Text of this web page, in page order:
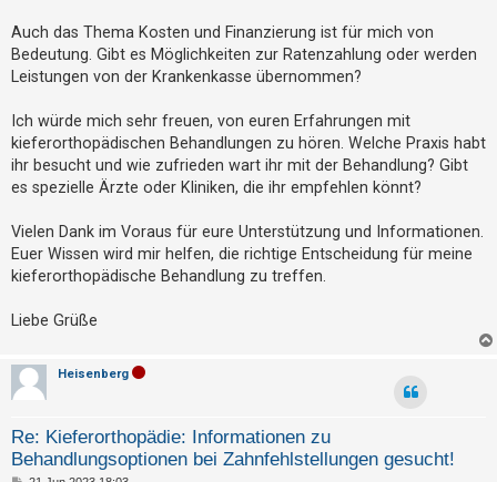
o
r
e
t
e
T
h
e
m
n
k
t
Auch das Thema Kosten und Finanzierung ist für mich von
Bedeutung. Gibt es Möglichkeiten zur Ratenzahlung oder werden
Leistungen von der Krankenkasse übernommen?
Ich würde mich sehr freuen, von euren Erfahrungen mit
kieferorthopädischen Behandlungen zu hören. Welche Praxis habt
ihr besucht und wie zufrieden wart ihr mit der Behandlung? Gibt
es spezielle Ärzte oder Kliniken, die ihr empfehlen könnt?
Vielen Dank im Voraus für eure Unterstützung und Informationen.
Euer Wissen wird mir helfen, die richtige Entscheidung für meine
kieferorthopädische Behandlung zu treffen.
Liebe Grüße
Heisenberg
Re: Kieferorthopädie: Informationen zu
Behandlungsoptionen bei Zahnfehlstellungen gesucht!